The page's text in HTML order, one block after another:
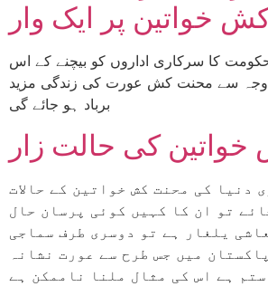
حکومت کا سرکاری اداروں کو بیچنے کے اس
وجہ سے محنت کش عورت کی زندگی مزید
برباد ہو جائے گی
کی حالت زار
دنیا کی محنت کش خواتین کے حالات
تو ان کا کہیں کوئی پرسان حال
یلغار ہے تو دوسری طرف سماجی
میں جس طرح سے عورت نشانہ
ستم ہے اس کی مثال ملنا ناممکن ہے